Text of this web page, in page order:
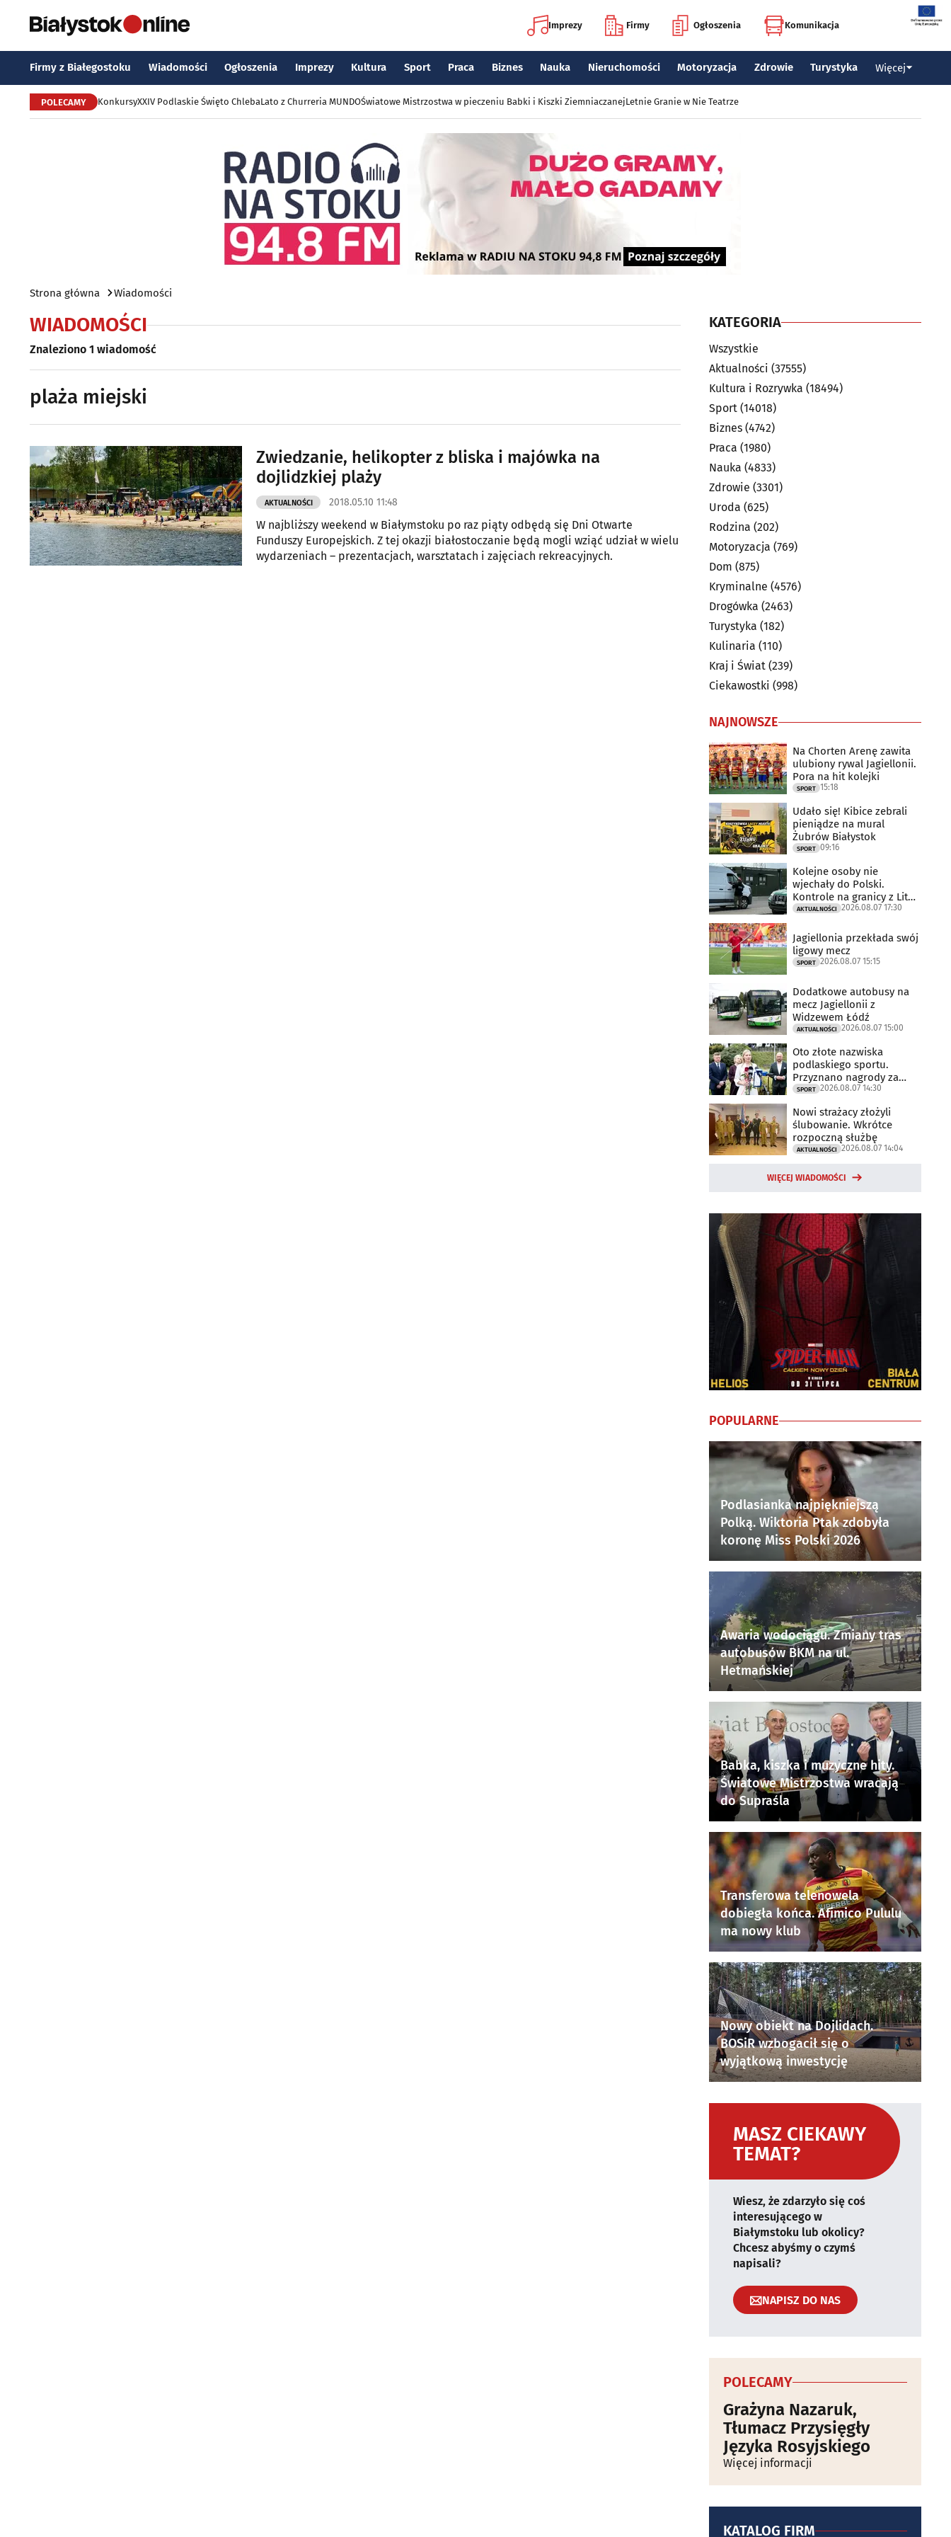
Imprezy Firmy Ogłoszenia Komunikacja
Firmy z Białegostoku Wiadomości Ogłoszenia Imprezy Kultura Sport Praca Biznes Nauka Nieruchomości Motoryzacja Zdrowie Turystyka Więcej
POLECAMY KonkursyXXIV Podlaskie Święto ChlebaLato z Churreria MUNDOŚwiatowe Mistrzostwa w pieczeniu Babki i Kiszki ZiemniaczanejLetnie Granie w Nie Teatrze
Strona główna Wiadomości
WIADOMOŚCI
Znaleziono 1 wiadomość
plaża miejski
Zwiedzanie, helikopter z bliska i majówka na
dojlidzkiej plaży
AKTUALNOŚCI 2018.05.10 11:48
W najbliższy weekend w Białymstoku po raz piąty odbędą się Dni Otwarte
Funduszy Europejskich. Z tej okazji białostoczanie będą mogli wziąć udział w wielu
wydarzeniach – prezentacjach, warsztatach i zajęciach rekreacyjnych.
KATEGORIA
Wszystkie
Aktualności (37555)
Kultura i Rozrywka (18494)
Sport (14018)
Biznes (4742)
Praca (1980)
Nauka (4833)
Zdrowie (3301)
Uroda (625)
Rodzina (202)
Motoryzacja (769)
Dom (875)
Kryminalne (4576)
Drogówka (2463)
Turystyka (182)
Kulinaria (110)
Kraj i Świat (239)
Ciekawostki (998)
NAJNOWSZE
Na Chorten Arenę zawita
ulubiony rywal Jagiellonii.
Pora na hit kolejki
SPORT 15:18
Udało się! Kibice zebrali
pieniądze na mural
Żubrów Białystok
SPORT 09:16
Kolejne osoby nie
wjechały do Polski.
Kontrole na granicy z Litwą
trwają
AKTUALNOŚCI 2026.08.07 17:30
Jagiellonia przekłada swój
ligowy mecz
SPORT 2026.08.07 15:15
Dodatkowe autobusy na
mecz Jagiellonii z
Widzewem Łódź
AKTUALNOŚCI 2026.08.07 15:00
Oto złote nazwiska
podlaskiego sportu.
Przyznano nagrody za
2025 rok
SPORT 2026.08.07 14:30
Nowi strażacy złożyli
ślubowanie. Wkrótce
rozpoczną służbę
AKTUALNOŚCI 2026.08.07 14:04
WIĘCEJ WIADOMOŚCI
POPULARNE
Podlasianka najpiękniejszą
Polką. Wiktoria Ptak zdobyła
koronę Miss Polski 2026
Awaria wodociągu. Zmiany tras
autobusów BKM na ul.
Hetmańskiej
Babka, kiszka i muzyczne hity.
Światowe Mistrzostwa wracają
do Supraśla
Transferowa telenowela
dobiegła końca. Afimico Pululu
ma nowy klub
Nowy obiekt na Dojlidach.
BOSiR wzbogacił się o
wyjątkową inwestycję
MASZ CIEKAWY
TEMAT?
Wiesz, że zdarzyło się coś
interesującego w
Białymstoku lub okolicy?
Chcesz abyśmy o czymś
napisali?
NAPISZ DO NAS
POLECAMY
Grażyna Nazaruk,
Tłumacz Przysięgły
Języka Rosyjskiego
Więcej informacji
KATALOG FIRM